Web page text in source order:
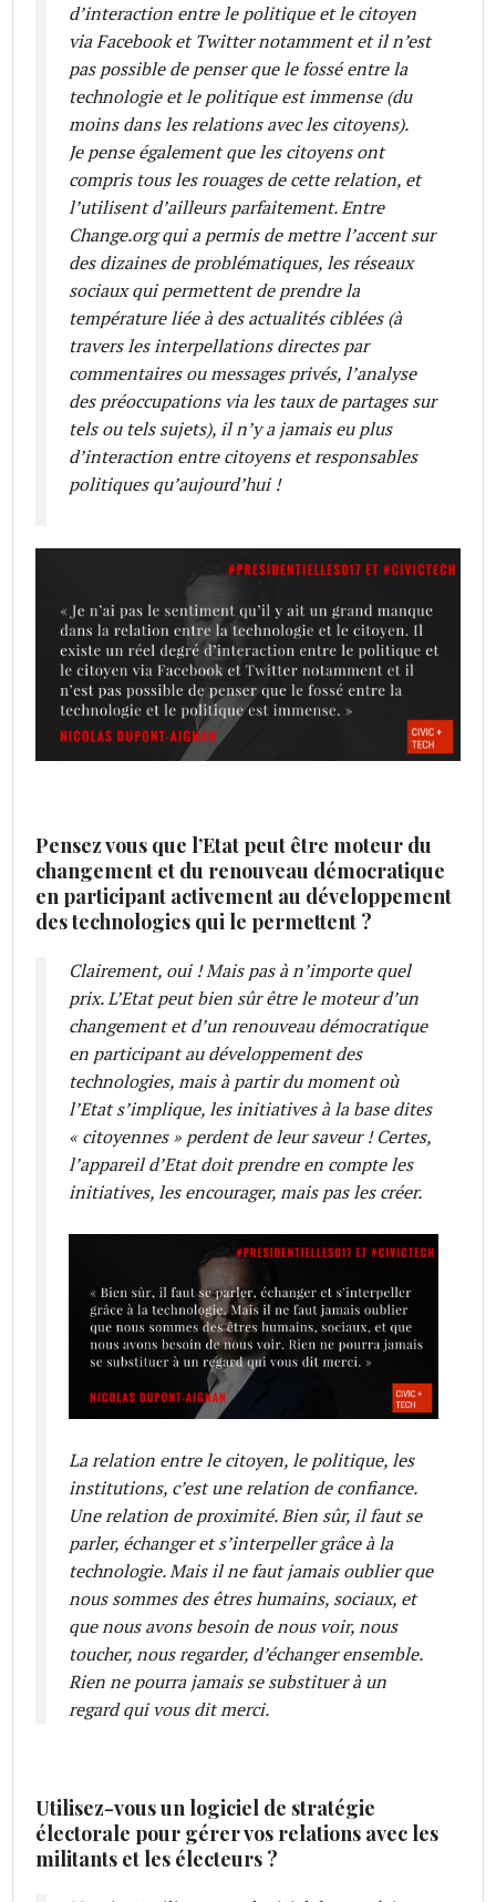
d’interaction entre le politique et le citoyen
via Facebook et Twitter notamment et il n’est
pas possible de penser que le fossé entre la
technologie et le politique est immense (du
moins dans les relations avec les citoyens).
Je pense également que les citoyens ont
compris tous les rouages de cette relation, et
l’utilisent d’ailleurs parfaitement. Entre
Change.org qui a permis de mettre l’accent sur
des dizaines de problématiques, les réseaux
sociaux qui permettent de prendre la
température liée à des actualités ciblées (à
travers les interpellations directes par
commentaires ou messages privés, l’analyse
des préoccupations via les taux de partages sur
tels ou tels sujets), il n’y a jamais eu plus
d’interaction entre citoyens et responsables
politiques qu’aujourd’hui !
Pensez vous que l’Etat peut être moteur du
changement et du renouveau démocratique
en participant activement au développement
des technologies qui le permettent ?
Clairement, oui ! Mais pas à n’importe quel
prix. L’Etat peut bien sûr être le moteur d’un
changement et d’un renouveau démocratique
en participant au développement des
technologies, mais à partir du moment où
l’Etat s’implique, les initiatives à la base dites
« citoyennes » perdent de leur saveur ! Certes,
l’appareil d’Etat doit prendre en compte les
initiatives, les encourager, mais pas les créer.
La relation entre le citoyen, le politique, les
institutions, c’est une relation de confiance.
Une relation de proximité. Bien sûr, il faut se
parler, échanger et s’interpeller grâce à la
technologie. Mais il ne faut jamais oublier que
nous sommes des êtres humains, sociaux, et
que nous avons besoin de nous voir, nous
toucher, nous regarder, d’échanger ensemble.
Rien ne pourra jamais se substituer à un
regard qui vous dit merci.
Utilisez-vous un logiciel de stratégie
électorale pour gérer vos relations avec les
militants et les électeurs ?